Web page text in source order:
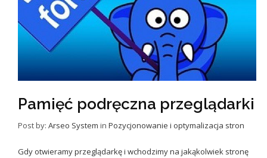
Pamięć podręczna przeglądarki
Post by: Arseo System in Pozycjonowanie i optymalizacja stron
Gdy otwieramy przeglądarkę i wchodzimy na jakąkolwiek stronę